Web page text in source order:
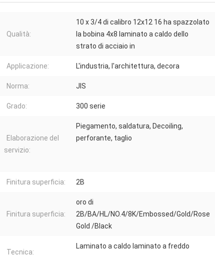
Qualità:
10 x 3/4 di calibro 12x12 16 ha spazzolato
la bobina 4x8 laminato a caldo dello
strato di acciaio in
Applicazione: L'industria, l'architettura, decora
Norma: JIS
Grado: 300 serie
Elaborazione del
servizio:
Piegamento, saldatura, Decoiling,
perforante, taglio
Finitura superficia: 2B
Finitura superficia:
oro di
2B/BA/HL/NO.4/8K/Embossed/Gold/Rose
Gold /Black
Tecnica:
Laminato a caldo laminato a freddo